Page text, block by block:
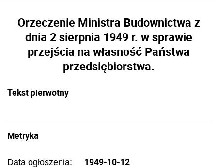
Orzeczenie Ministra Budownictwa z
dnia 2 sierpnia 1949 r. w sprawie
przejścia na własność Państwa
przedsiębiorstwa.
Tekst pierwotny
Metryka
Data ogłoszenia: 1949-10-12